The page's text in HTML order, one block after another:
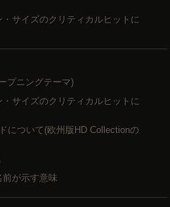
サイズのクリティカルヒットに
プニングテーマ)
サイズのクリティカルヒットに
について(欧州版HD Collectionの
前が示す意味